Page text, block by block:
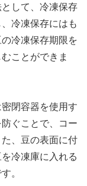
して、冷凍保存
冷凍保存にはも
冷凍保存期限を
ことができま
閉容器を使用す
ぐことで、コー
、豆の表面に付
冷凍庫に入れる
。